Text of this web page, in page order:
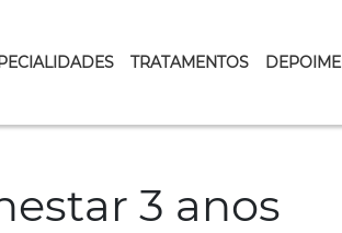
TRATAMENTOS
3 anos